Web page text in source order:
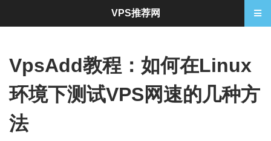
VpsAdd教程：如何在Linux
环境下测试VPS网速的几种方
法
VPS推荐网